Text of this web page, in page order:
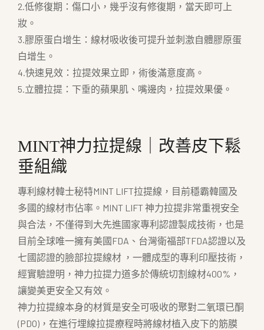
2.低修復期：傷口小，幾乎沒有修復期，當天即可上
妝。
3.膠原蛋白增生：線材吸收後可提升並刺激自體膠原蛋
白增生。
4.快速見效：拉提效果立即，術後滿意度高。
5.立體拉提：下垂的蘋果肌、嘴邊肉，拉提效果優。
MINT神力拉提線｜改善皮下鬆
垂組織
專利線材韓士秘特MINT LIFT拉提線，目前穩霸韓國及
多國的線材市佔率。MINT LIFT 神力拉提非常重視安全
與合法，不僅得到大先進國家專利認證製成技術，也是
目前全球唯一擁有美國FDA、台灣衛福部TFDA認證以及
七國認證的臉部拉提線材 ，一體成型的專利印壓技術，
經實驗證明，神力拉提力道多於傳統切割線材400%，
讓變美更安全又有效。
神力拉提線本身的材質是安全可吸收的聚對二氧環已酮
(PDO)，在進行埋線拉提療程時將線材植入皮下的筋膜